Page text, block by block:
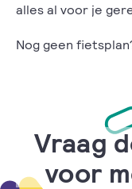
alles al voor je
Nog geen
Vraag
voor